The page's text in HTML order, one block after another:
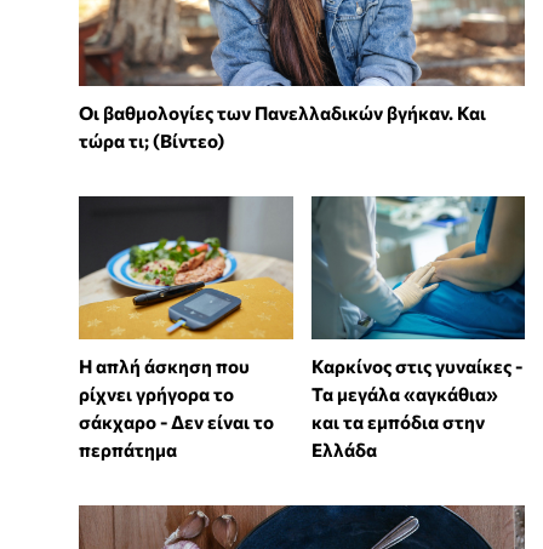
Οι βαθμολογίες των Πανελλαδικών βγήκαν. Και
τώρα τι; (Βίντεο)
Η απλή άσκηση που
ρίχνει γρήγορα το
σάκχαρο - Δεν είναι το
περπάτημα
Καρκίνος στις γυναίκες -
Τα μεγάλα «αγκάθια»
και τα εμπόδια στην
Ελλάδα